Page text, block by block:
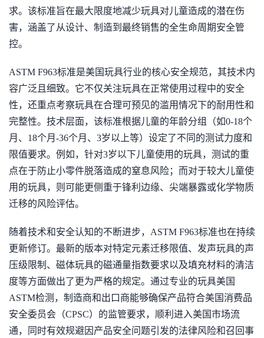
求。该标准旨在最大限度地减少玩具对儿童造成的潜在伤
害，涵盖了从设计、制造到最终销售的全生命周期安全管
控。
ASTM F963标准是美国玩具行业的核心安全规范，其技术内
容广泛且细致。它不仅关注玩具在正常使用过程中的安全
性，还重点考察玩具在合理可预见的滥用情况下的耐用性和
完整性。技术层面，该标准根据儿童的年龄分组（如0-18个
月、18个月-36个月、3岁以上等）设定了不同的测试力度和
限值要求。例如，针对3岁以下儿童使用的玩具，测试的重
点在于防止小零件脱落造成的窒息风险；而对于较大儿童使
用的玩具，则可能更侧重于锋利边缘、尖端暴露或化学物质
迁移的风险评估。
随着技术和安全认知的不断进步，ASTM F963标准也在持续
更新修订。最新的版本对特定元素迁移限值、发声玩具的声
压级限制、磁体玩具的磁通量指数要求以及填充材料的清洁
度等方面做出了更为严格的规定。通过专业的玩具美国
ASTM检测，制造商和出口商能够确保产品符合美国消费品
安全委员会（CPSC）的监管要求，顺利进入美国市场流
通，同时有效规避因产品安全问题引发的法律风险和召回事